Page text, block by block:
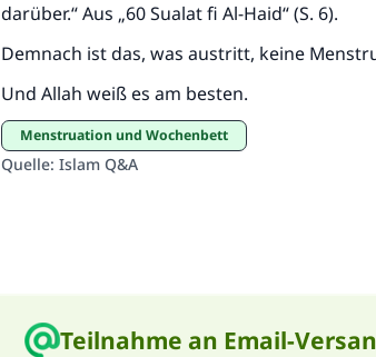
darüber.“ Aus „60 Sualat fi Al-Haid“ (S. 6).
Demnach ist das, was austritt, keine
Und Allah weiß es am besten.
Menstruation und Wochenbett
Quelle: Islam Q&A
Teilnahme an Email-